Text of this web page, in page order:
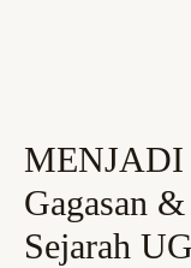
MENJADI
Gagasan
Sejarah